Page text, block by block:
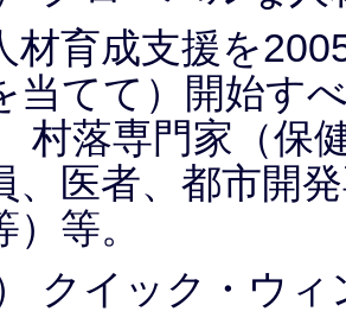
育成支援を
当てて）開始す
村落専門家（保
、医者、都市開
）等。
） クイック・ウ